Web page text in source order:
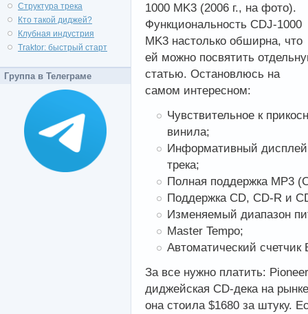
1000 MK3 (2006 г., на фото).
Функциональность CDJ-1000
MK3 настолько обширна, что
ей можно посвятить
статью. Остановлюсь на
самом интересном:
Чувствительное к
винила;
Информативный дисплей
трека;
Полная поддержка MP3
Поддержка CD, CD-R и
Изменяемый диапазон
Master Tempo;
Автоматический счетчик
За все нужно платить:
диджейская CD-дека на
она стоила $1680 за штуку.
Структура трека
Кто такой диджей?
Клубная индустрия
Traktor: быстрый старт
Группа в Телеграме